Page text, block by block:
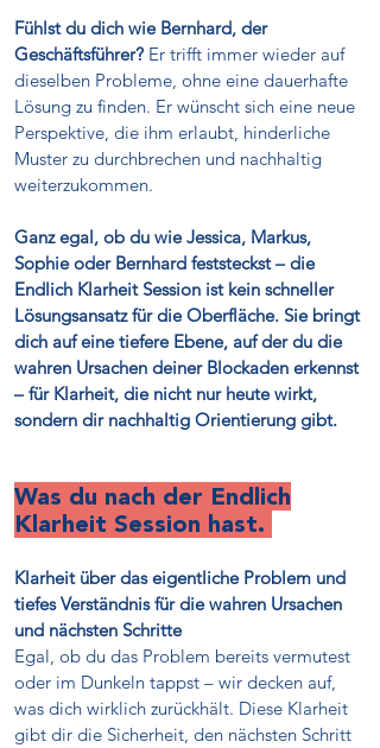
Fühlst du dich wie Bernhard, der
Geschäftsführer? Er trifft immer wieder auf
dieselben Probleme, ohne eine dauerhafte
Lösung zu finden. Er wünscht sich eine neue
Perspektive, die ihm erlaubt, hinderliche
Muster zu durchbrechen und nachhaltig
weiterzukommen.
Ganz egal, ob du wie Jessica, Markus,
Sophie oder Bernhard feststeckst – die
Endlich Klarheit Session ist kein schneller
Lösungsansatz für die Oberfläche. Sie bringt
dich auf eine tiefere Ebene, auf der du die
wahren Ursachen deiner Blockaden erkennst
– für Klarheit, die nicht nur heute wirkt,
sondern dir nachhaltig Orientierung gibt.
Was du nach der Endlich
Klarheit Session hast.
Klarheit über das eigentliche Problem und
tiefes Verständnis für die wahren Ursachen
und nächsten Schritte
Egal, ob du das Problem bereits vermutest
oder im Dunkeln tappst – wir decken auf,
was dich wirklich zurückhält. Diese Klarheit
gibt dir die Sicherheit, den nächsten Schritt